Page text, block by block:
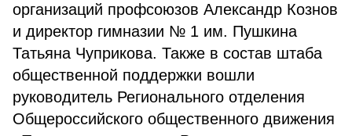
организаций профсоюзов Александр Кознов
и директор гимназии № 1 им. Пушкина
Татьяна Чуприкова. Также в состав штаба
общественной поддержки вошли
руководитель Регионального отделения
Общероссийского общественного движения